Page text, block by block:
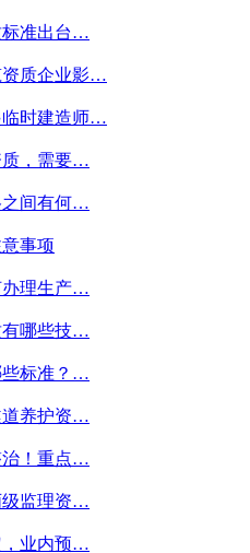
标准出台…
资质企业影…
临时建造师…
质，需要…
之间有何…
事项
办理生产…
有哪些技…
些标准？…
道养护资…
治！重点…
级监理资…
，业内预…